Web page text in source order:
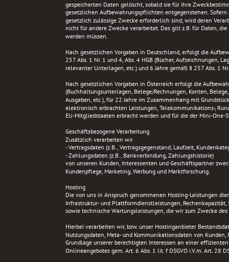
gespeicherten Daten gelöscht, sobald sie für ihre
gesetzlichen Aufbewahrungspflichten entgegenstehen.
gesetzlich zulässige Zwecke erforderlich sind, wird deren
nicht für andere Zwecke verarbeitet. Das gilt z.B. für Daten,
werden müssen.
Nach gesetzlichen Vorgaben in Deutschland, erfolgt die
257 Abs. 1 Nr. 1 und 4, Abs. 4 HGB (Bücher, Aufzeichnungen,
relevanter Unterlagen, etc.) und 6 Jahre gemäß § 257 Abs. 1
Nach gesetzlichen Vorgaben in Österreich erfolgt die
(Buchhaltungsunterlagen, Belege/Rechnungen, Konten,
Ausgaben, etc.), für 22 Jahre im Zusammenhang mit
elektronisch erbrachten Leistungen, Telekommunikations-,
EU-Mitgliedstaaten erbracht werden und für die der Mini-One-
Geschäftsbezogene Verarbeitung
Zusätzlich verarbeiten wir
- Vertragsdaten (z.B., Vertragsgegenstand, Laufzeit,
- Zahlungsdaten (z.B., Bankverbindung, Zahlungshistorie)
von unseren Kunden, Interessenten und Geschäftspartner
Kundenpflege, Marketing, Werbung und Marktforschung.
Hosting
Die von uns in Anspruch genommenen Hosting-Leistungen
Infrastruktur- und Plattformdienstleistungen,
sowie technische Wartungsleistungen, die wir zum Zwecke
Hierbei verarbeiten wir, bzw. unser Hostinganbieter
Nutzungsdaten, Meta- und Kommunikationsdaten von
Grundlage unserer berechtigten Interessen an einer
Onlineangebotes gem. Art. 6 Abs. 1 lit. f DSGVO i.V.m. Art. 28